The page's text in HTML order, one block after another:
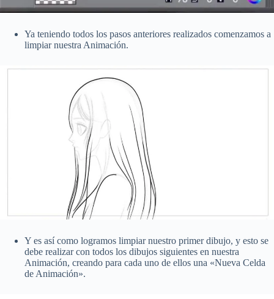
Ya teniendo todos los pasos anteriores realizados comenzamos a
limpiar nuestra Animación.
Y es así como logramos limpiar nuestro primer dibujo, y esto se
debe realizar con todos los dibujos siguientes en nuestra
Animación, creando para cada uno de ellos una «Nueva Celda
de Animación».